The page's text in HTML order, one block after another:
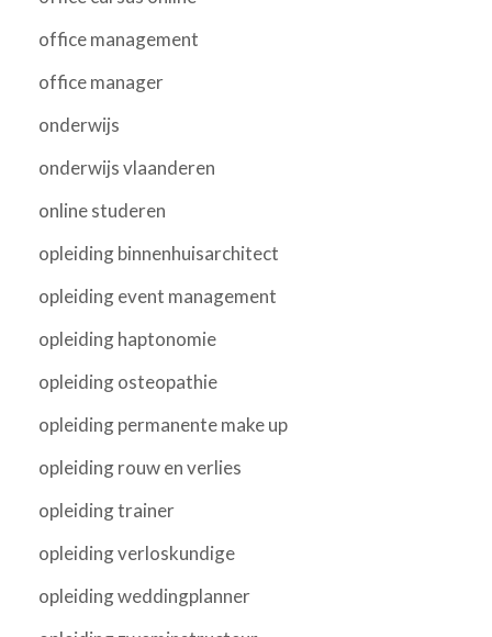
office management
office manager
onderwijs
onderwijs vlaanderen
online studeren
opleiding binnenhuisarchitect
opleiding event management
opleiding haptonomie
opleiding osteopathie
opleiding permanente make up
opleiding rouw en verlies
opleiding trainer
opleiding verloskundige
opleiding weddingplanner